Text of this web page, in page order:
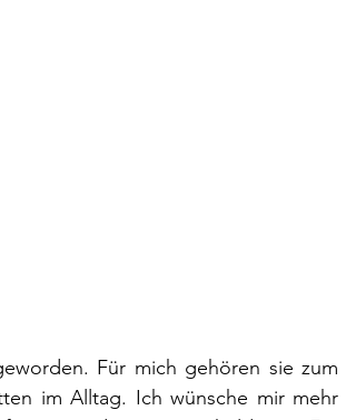
Für mich gehören sie zum
im Alltag. Ich wünsche mir mehr